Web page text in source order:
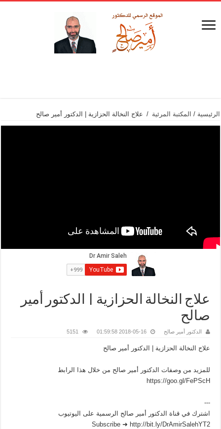
الرئيسية / المكتبة المرئية / علاج النخالة الحزازية | الدكتور أمير صالح
علاج النخالة الحزازية | الدكتور أمير
صالح
الدكتور أمير صالح 2018-05-16 01:59:58
5151
علاج النخالة الحزازية | الدكتور أمير صالح
للمزيد من وصفات الدكتور أمير صالح من خلال هذا الرابط
https://goo.gl/FePScH
---
اشترك في قناة الدكتور أمير صالح الرسمية على اليوتيوب
Subscribe ➜ http://bit.ly/DrAmirSalehYT2